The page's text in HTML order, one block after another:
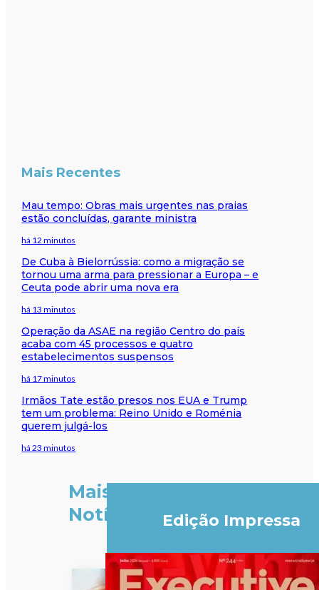
Mais Recentes
Mau tempo: Obras mais urgentes nas praias
estão concluídas, garante ministra
há 12 minutos
De Cuba à Bielorrússia: como a migração se
tornou uma arma para pressionar a Europa – e
Ceuta pode abrir uma nova era
há 13 minutos
Operação da ASAE na região Centro do país
acaba com 45 processos e quatro
estabelecimentos suspensos
há 17 minutos
Irmãos Tate estão presos nos EUA e Trump
tem um problema: Reino Unido e Roménia
querem julgá-los
há 23 minutos
Mais
Notícias
Edição Impressa